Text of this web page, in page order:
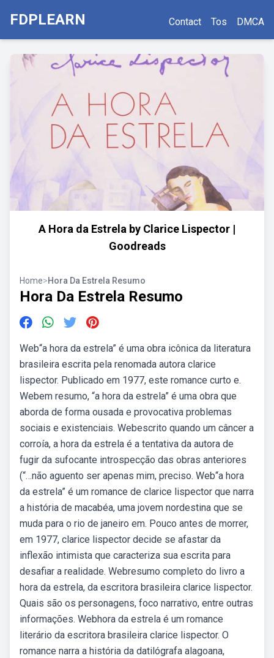
FDPLEARN Contact Tos DMCA
A Hora da Estrela by Clarice Lispector |
Goodreads
Home>Hora Da Estrela Resumo
Hora Da Estrela Resumo
Web“a hora da estrela” é uma obra icônica da literatura
brasileira escrita pela renomada autora clarice
lispector. Publicado em 1977, este romance curto e.
Webem resumo, “a hora da estrela” é uma obra que
aborda de forma ousada e provocativa problemas
sociais e existenciais. Webescrito quando um câncer a
corroía, a hora da estrela é a tentativa da autora de
fugir da sufocante introspecção das obras anteriores
(“…não aguento ser apenas mim, preciso. Web“a hora
da estrela” é um romance de clarice lispector que narra
a história de macabéa, uma jovem nordestina que se
muda para o rio de janeiro em. Pouco antes de morrer,
em 1977, clarice lispector decide se afastar da
inflexão intimista que caracteriza sua escrita para
desafiar a realidade. Webresumo completo do livro a
hora da estrela, da escritora brasileira clarice lispector.
Quais são os personagens, foco narrativo, entre outras
informações. Webhora da estrela é um romance
literário da escritora brasileira clarice lispector. O
romance narra a história da datilógrafa alagoana,